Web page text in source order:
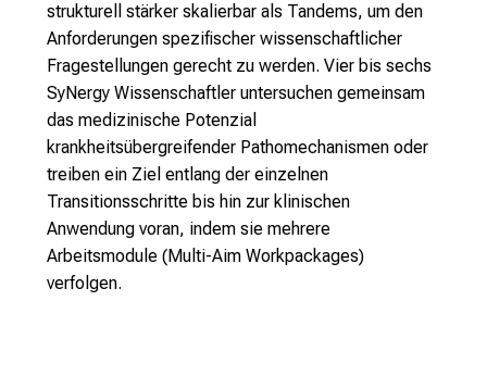
Inflammatory axon degeneration as a
consequence of metabolic
vulnerability
Kerschensteiner, Misgeld
Tailored approaches to improve
circuit rewiring across CNS
pathologies
Bareyre, Wahl
Mitochondrial Control of Metabolic
Plasticity During Oligodendrocyte
Differentiation and Myelination
Perocchi, Harbauer, Simons
Analysis of remyelination factors
across species and injury conditions
Tandem Projects Research Area C
Comparative analysis of marrow-
derived immune cells across brain
diseases
Ertürk, Liesz
Astrocyte mitochondrial regulation in
metabolic control
García Cáceres, Perocchi
Myeloid cell entry and polarization in
strukturell stärker skalierbar als Tandems, um den
Anforderungen spezifischer wissenschaftlicher
Fragestellungen gerecht zu werden. Vier bis sechs
SyNergy Wissenschaftler untersuchen gemeinsam
das medizinische Potenzial
krankheitsübergreifender Pathomechanismen oder
treiben ein Ziel entlang der einzelnen
Transitionsschritte bis hin zur klinischen
Anwendung voran, indem sie mehrere
Arbeitsmodule (Multi-Aim Workpackages)
verfolgen.